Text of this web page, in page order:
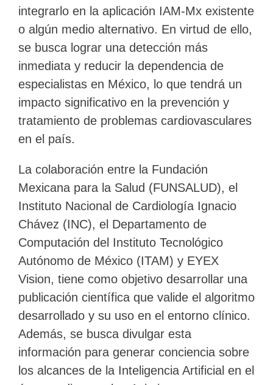
integrarlo en la aplicación IAM-Mx existente
o algún medio alternativo. En virtud de ello,
se busca lograr una detección más
inmediata y reducir la dependencia de
especialistas en México, lo que tendrá un
impacto significativo en la prevención y
tratamiento de problemas cardiovasculares
en el país.
La colaboración entre la Fundación
Mexicana para la Salud (FUNSALUD), el
Instituto Nacional de Cardiología Ignacio
Chávez (INC), el Departamento de
Computación del Instituto Tecnológico
Autónomo de México (ITAM) y EYEX
Vision, tiene como objetivo desarrollar una
publicación científica que valide el algoritmo
desarrollado y su uso en el entorno clínico.
Además, se busca divulgar esta
información para generar conciencia sobre
los alcances de la Inteligencia Artificial en el